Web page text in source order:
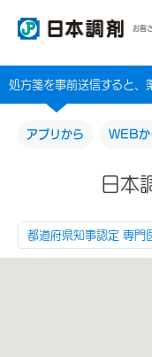
お客
処方箋を事前送信すると、
アプリから WEBか
日本
都道府県知事認定 専門